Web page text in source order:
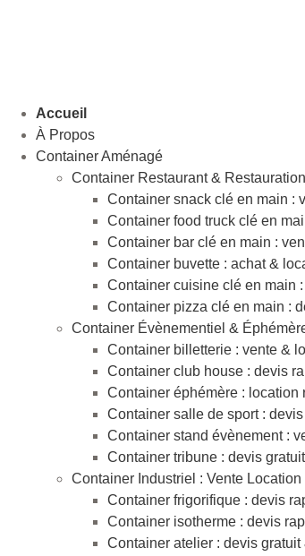
Accueil
À Propos
Container Aménagé
Container Restaurant &
Container snack clé en main :
Container food truck clé en
Container bar clé en main :
Container buvette : achat &
Container cuisine clé en main
Container pizza clé en main :
Container Évènementiel &
Container billetterie : vente &
Container club house : devis
Container éphémère : location
Container salle de sport :
Container stand évènement :
Container tribune : devis
Container Industriel : Vente
Container frigorifique : devis
Container isotherme : devis
Container atelier : devis gratuit